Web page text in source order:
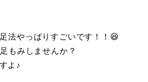
法やっぱりすごいです！！😆
もみしませんか？⁡
よ♪